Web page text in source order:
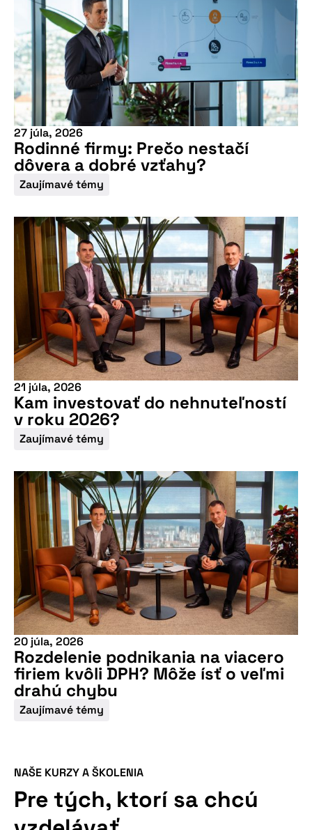
27 júla, 2026
Rodinné firmy: Prečo nestačí
dôvera a dobré vzťahy?
Zaujímavé témy
21 júla, 2026
Kam investovať do nehnuteľností
v roku 2026?
Zaujímavé témy
20 júla, 2026
Rozdelenie podnikania na viacero
firiem kvôli DPH? Môže ísť o veľmi
drahú chybu
Zaujímavé témy
NAŠE KURZY A ŠKOLENIA
Pre tých, ktorí sa chcú
Nepremeškajte
našu pripravovanú